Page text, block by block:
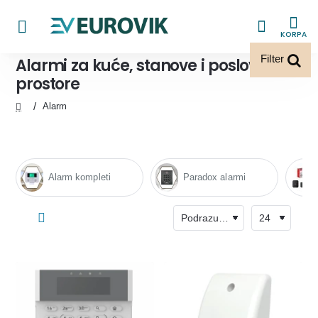
Filter
KORPA
Alarmi za kuće, stanove i poslovne
prostore
Alarm
Alarm kompleti Paradox alarmi